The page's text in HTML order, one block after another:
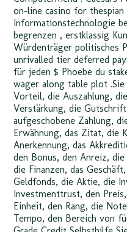
on-line casino for
Informationstechnologie
begrenzen , erstklassig
Würdenträger politisches
unrivalled tier deferred
für jeden $ Phoebe du
wager along table plot
Vorteil, die Auszahlung,
Verstärkung, die
aufgeschobene Zahlung,
Erwähnung, das Zitat, die
Anerkennung, das
den Bonus, den Anreiz,
die Finanzen, das
Geldfonds, die Aktie, die
Investmenttrust, den
Einheit, den Rang, die
Tempo, den Bereich von